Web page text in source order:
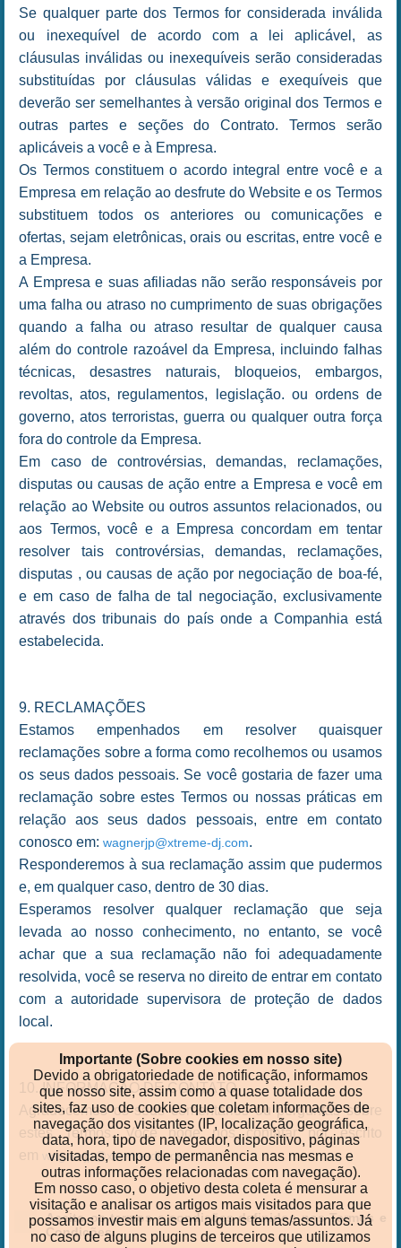
Se qualquer parte dos Termos for considerada inválida
ou inexequível de acordo com a lei aplicável, as
cláusulas inválidas ou inexequíveis serão consideradas
substituídas por cláusulas válidas e exequíveis que
deverão ser semelhantes à versão original dos Termos e
outras partes e seções do Contrato. Termos serão
aplicáveis a você e à Empresa.
Os Termos constituem o acordo integral entre você e a
Empresa em relação ao desfrute do Website e os Termos
substituem todos os anteriores ou comunicações e
ofertas, sejam eletrônicas, orais ou escritas, entre você e
a Empresa.
A Empresa e suas afiliadas não serão responsáveis por
uma falha ou atraso no cumprimento de suas obrigações
quando a falha ou atraso resultar de qualquer causa
além do controle razoável da Empresa, incluindo falhas
técnicas, desastres naturais, bloqueios, embargos,
revoltas, atos, regulamentos, legislação. ou ordens de
governo, atos terroristas, guerra ou qualquer outra força
fora do controle da Empresa.
Em caso de controvérsias, demandas, reclamações,
disputas ou causas de ação entre a Empresa e você em
relação ao Website ou outros assuntos relacionados, ou
aos Termos, você e a Empresa concordam em tentar
resolver tais controvérsias, demandas, reclamações,
disputas , ou causas de ação por negociação de boa-fé,
e em caso de falha de tal negociação, exclusivamente
através dos tribunais do país onde a Companhia está
estabelecida.
9. RECLAMAÇÕES
Estamos empenhados em resolver quaisquer
reclamações sobre a forma como recolhemos ou usamos
os seus dados pessoais. Se você gostaria de fazer uma
reclamação sobre estes Termos ou nossas práticas em
relação aos seus dados pessoais, entre em contato
conosco em:wagnerjp@xtreme-dj.com.
Responderemos à sua reclamação assim que pudermos
e, em qualquer caso, dentro de 30 dias.
Esperamos resolver qualquer reclamação que seja
levada ao nosso conhecimento, no entanto, se você
achar que a sua reclamação não foi adequadamente
resolvida, você se reserva no direito de entrar em contato
com a autoridade supervisora de proteção de dados
local.
10. INFORMAÇÃO DE CONTATO
Agradecemos os seus comentários ou perguntas sobre
estes Termos. Você pode nos contatar por escrito
em
wagnerjp@xtreme-dj.com.
Aceito os termos e condições definidos nos Termos e
Condições.
Importante (Sobre cookies em nosso site)
Devido a obrigatoriedade de notificação, informamos
que nosso site, assim como a quase totalidade dos
sites, faz uso de cookies que coletam informações de
navegação dos visitantes (IP, localização geográfica,
data, hora, tipo de navegador, dispositivo, páginas
visitadas, tempo de permanência nas mesmas e
outras informações relacionadas com navegação).
Em nosso caso, o objetivo desta coleta é mensurar a
visitação e analisar os artigos mais visitados para que
possamos investir mais em alguns temas/assuntos. Já
no caso de alguns plugins de terceiros que utilizamos